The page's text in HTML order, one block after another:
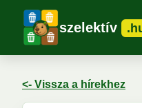
szelektív
<- Vissza a hírekhez